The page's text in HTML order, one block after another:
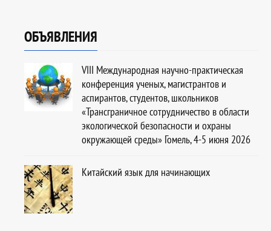
ОБЪЯВЛЕНИЯ
VIII Международная научно-практическая
конференция ученых, магистрантов и
аспирантов, студентов, школьников
«Трансграничное сотрудничество в области
экологической безопасности и охраны
окружающей среды» Гомель, 4-5 июня 2026
Китайский язык для начинающих